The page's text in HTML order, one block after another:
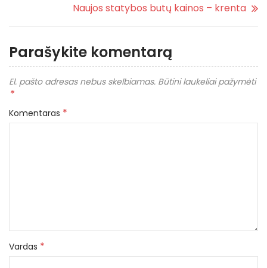
Naujos statybos butų kainos – krenta
Parašykite komentarą
El. pašto adresas nebus skelbiamas. Būtini laukeliai pažymėti
*
Komentaras *
Vardas *